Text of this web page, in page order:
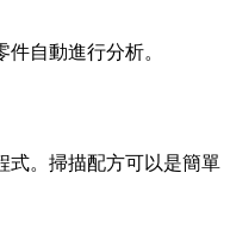
自動進行分析。
式。掃描配方可以是簡單